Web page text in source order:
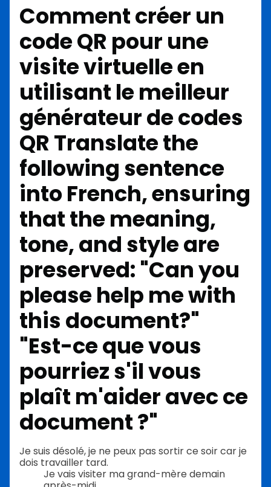
Comment créer un
code QR pour une
visite virtuelle en
utilisant lemeilleur
générateur de codes
QRTranslate the
following sentence
into French, ensuring
that the meaning,
tone, and style are
preserved: "Can you
please help me with
this document?"
"Est-ce que vous
pourriez s'il vous
plaît m'aider avec ce
document ?"
Je suis désolé, je ne peux pas sortir ce soir car je
dois travailler tard.
Je vais visiter ma grand-mère demain